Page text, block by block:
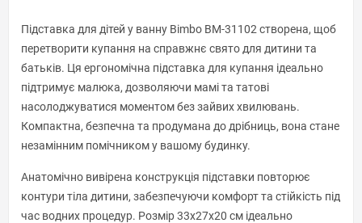
Підставка для дітей у ванну Bimbo BM-31102 створена, щоб
перетворити купання на справжнє свято для дитини та
батьків. Ця ергономічна підставка для купання ідеально
підтримує малюка, дозволяючи мамі та татові
насолоджуватися моментом без зайвих хвилювань.
Компактна, безпечна та продумана до дрібниць, вона стане
незамінним помічником у вашому будинку.
Анатомічно вивірена конструкція підставки повторює
контури тіла дитини, забезпечуючи комфорт та стійкість під
час водних процедур. Розмір 33x27x20 см ідеально